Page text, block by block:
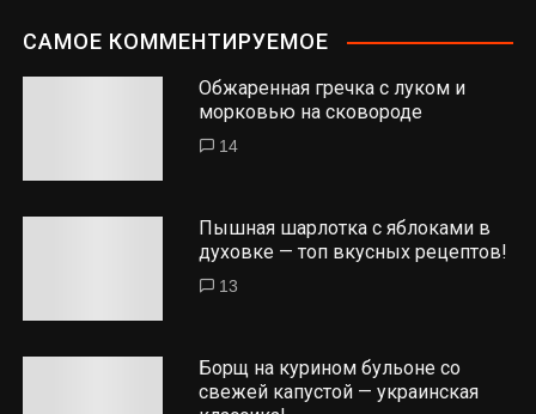
САМОЕ КОММЕНТИРУЕМОЕ
Обжаренная гречка с луком и
морковью на сковороде
14
Пышная шарлотка с яблоками в
духовке — топ вкусных рецептов!
13
Борщ на курином бульоне со
свежей капустой — украинская